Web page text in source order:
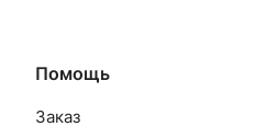
Помощь
Заказ